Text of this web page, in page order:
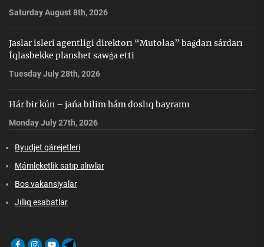
Saturday August 8th, 2026
Jaslar isleri agentligi direktorı “Mutolaa” baǵdarı sárdarı
Íqlasbekke planshet sawǵa etti
Tuesday July 28th, 2026
Hár bir kún – jańa bilim hám doslıq bayramı
Monday July 27th, 2026
Byudjet qárejetleri
Mámleketlik satıp alıwlar
Bos vakansiyalar
Jıllıq esabatlar
FacebookInstagram
YoutubeTelegram